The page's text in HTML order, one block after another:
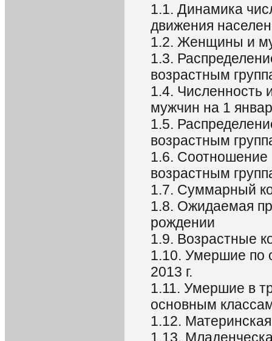
1.1. Динамика
движения
1.2. Женщины и
1.3.
возрастным
1.4. Численность
мужчин на 1
1.5.
возрастным
1.6.
возрастным
1.7. Суммарный
1.8. Ожидаемая
рождении
1.9. Возрастные
1.10. Умершие по
2013 г.
1.11. Умершие в
основным
1.12.
1.13.